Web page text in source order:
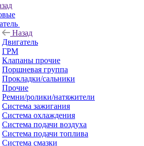
Назад
Двигатель
ГРМ
Клапаны прочие
Поршневая группа
Прокладки/сальники
Прочие
Ремни/ролики/натяжители
Система зажигания
Система охлаждения
Система подачи воздуха
Система подачи топлива
Система смазки